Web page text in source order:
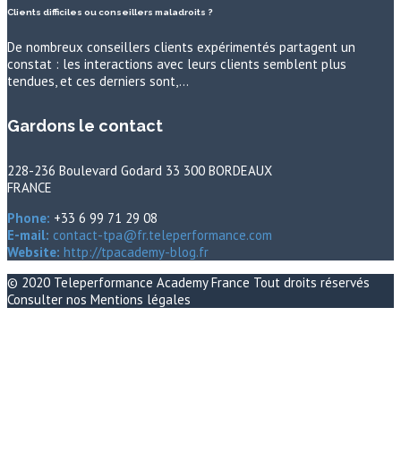
Clients difficiles ou conseillers maladroits ?
De nombreux conseillers clients expérimentés partagent un
constat : les interactions avec leurs clients semblent plus
tendues, et ces derniers sont,…
Gardons le contact
228-236 Boulevard Godard 33 300 BORDEAUX
FRANCE
Phone: +33 6 99 71 29 08
E-mail: contact-tpa@fr.teleperformance.com
Website: http://tpacademy-blog.fr
© 2020 Teleperformance Academy France Tout droits réservés
Consulter nos Mentions légales